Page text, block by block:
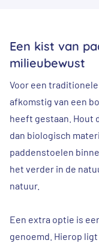
Een kist van
milieubewust
Voor een
afkomstig van een
heeft gestaan. Hout
dan biologisch
paddenstoelen
het verder in de
natuur.
Een extra optie is
genoemd. Hierop